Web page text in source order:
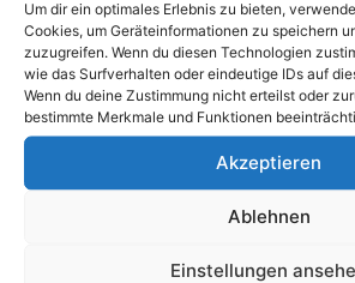
Um dir ein optimales Erlebnis zu bieten,
Cookies, um Geräteinformationen zu speichern
zuzugreifen. Wenn du diesen Technologien
wie das Surfverhalten oder eindeutige IDs auf
Wenn du deine Zustimmung nicht erteilst oder
bestimmte Merkmale und Funktionen
Akzeptieren
Ablehnen
Einstellungen